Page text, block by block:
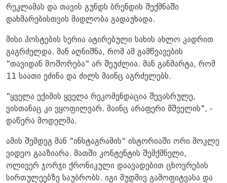
რეკლამას და თავის გუნდს ბრენდის შექმნაში
დახმარებისთვის მადლობა გადაუხადა.
მისი პოსტების სერია ატირებული სახის ახლო კადრით
გაგრძელდა. მან აღნიშნა, რომ ამ გამწვავების
"თავიდან მოშორება" არ შეუძლია. მან განმარტა, რომ
11 საათი ეძინა და ძილს მაინც აგრძელებს.
"ყველა ექიმის ყველა რეკომენდაცია შევასრულე,
ვისთანაც კი ვყოფილვარ. მაინც არაფერი მშველის", -
დაწერა მოდელმა.
ამის შემდეგ მან "ინსტაგრამის" ისტორიაში ორი მოკლე
ვიდეო გააზიარა. მათში კონტენტის შემქმნელი,
ოლივერ ჯორჯი ქრონიკული დაავადებით ცხოვრების
სირთულეებზე საუბრობს. იგი მუდმივ გამოფიტვასა და